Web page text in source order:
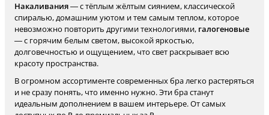
Накаливания— с тёплым жёлтым сиянием, классической
спиралью, домашним уютом и тем самым теплом, которое
невозможно повторить другими технологиями, галогеновые
— с горячим белым светом, высокой яркостью,
долговечностью и ощущением, что свет раскрывает всю
красоту пространства.
В огромном ассортименте современных бра легко растеряться
и не сразу понять, что именно нужно. Эти бра станут
идеальным дополнением в вашем интерьере. От самых